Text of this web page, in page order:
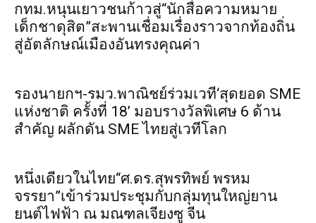
กทม.หนุนเยาวชนก้าวสู่“นักสื่อความหมาย
เด็กชาดุสิต”สะพานเชื่อมเรื่องราวจากท้องถิ่น
สู่อัตลักษณ์เมืองอันทรงคุณค่า
รองนายกฯ-รมว.พาณิชย์ร่วมเวที‘สุดยอด SME
แห่งชาติ ครั้งที่ 18’ มอบรางวัลพิเศษ 6 ด้าน
สำคัญ ผลักดัน SME ไทยสู่เวทีโลก
หนึ่งเดียวในไทย“ศ.ดร.สุพรทิพย์ พรหม
จรรยา”เข้าร่วมประชุมกับกลุ่มทุนใหญ่ยาน
ยนต์ไฟฟ้า ณ มณฑลเจียงซู จีน